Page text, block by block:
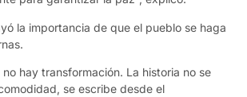
la importancia de que el pueblo se haga
hay transformación. La historia no se
se escribe desde el